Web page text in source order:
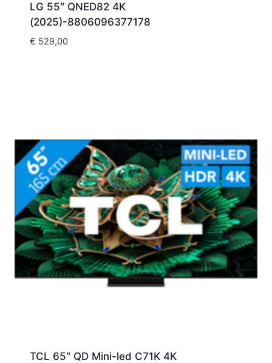
LG 55″ QNED82 4K
(2025)-8806096377178
€ 529,00
TCL 65″ QD Mini-led C71K 4K